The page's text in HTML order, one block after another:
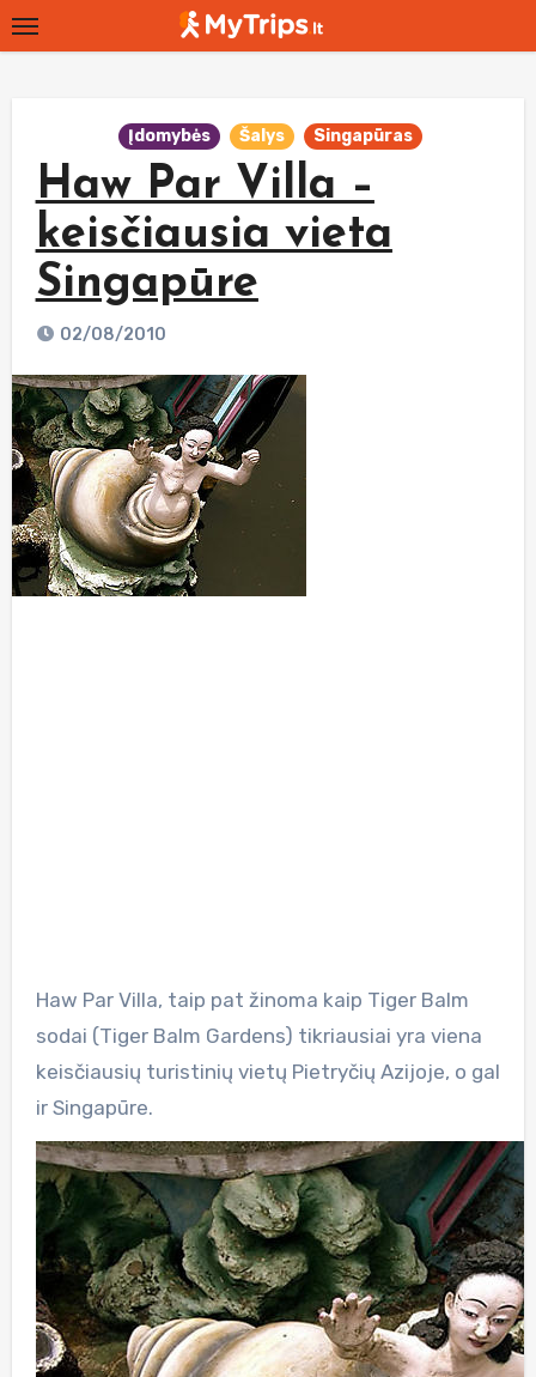
Skip
to
Įdomybės Šalys Singapūras
Haw Par Villa –
keisčiausia vieta
Singapūre
02/08/2010
Haw Par Villa, taip pat žinoma kaip Tiger Balm
sodai (Tiger Balm Gardens) tikriausiai yra viena
keisčiausių turistinių vietų Pietryčių Azijoje, o gal
ir Singapūre.